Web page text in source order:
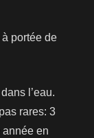
portée de
l’eau.
rares: 3
année en